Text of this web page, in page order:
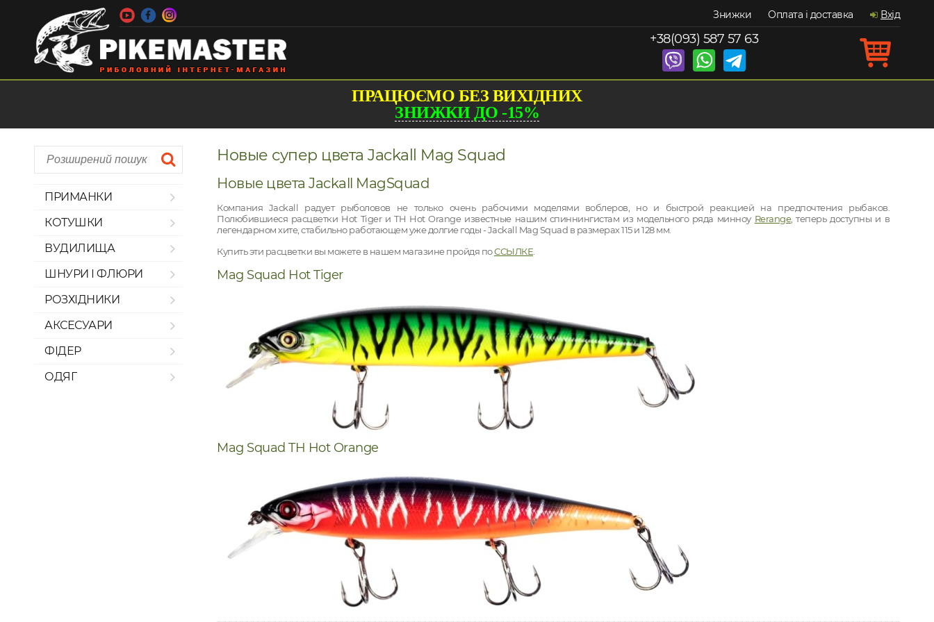
Знижки Оплата і доставка Вхід
+38(093) 587 57 63
ПРАЦЮЄМО БЕЗ ВИХІДНИХ
ЗНИЖКИ ДО -15%
ПРИМАНКИ
КОТУШКИ
ВУДИЛИЩА
ШНУРИ І ФЛЮРИ
РОЗХІДНИКИ
АКСЕСУАРИ
ФІДЕР
ОДЯГ
Новые супер цвета Jackall Mag Squad
Новые цвета Jackall MagSquad
Компания Jackall радует рыболовов не только очень рабочими моделями воблеров, но и быстрой реакцией на предпочтения рыбаков.
Полюбившиеся расцветки Hot Tiger и TH Hot Orange известные нашим спиннингистам из модельного ряда минноу Rerange, теперь доступны и в
легендарном хите, стабильно работающем уже долгие годы - Jackall Mag Squad в размерах 115 и 128 мм.
Купить эти расцветки вы можете в нашем магазине пройдя поССЫЛКЕ
Mag Squad Hot Tiger
Mag Squad TH Hot Orange